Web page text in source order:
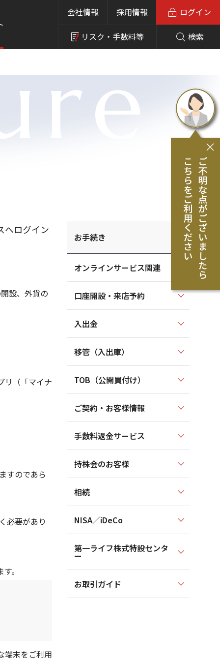
会社情報 採用情報
リスク・ 手数料等 検索
ログイン
へログイン
設、外貨の
（「マイナ
すのであら
必要があり
。
端末をご利用
お手続き
オンラインサービス関連
口座開設・来店予約
入出金
移管（入出庫）
TOB（公開買付け）
ご契約・お客様情報
手数料返金サービス
持株会のお客様
相続
NISA／iDeCo
第一ライフ株式特設センタ
ー
お取引ガイド